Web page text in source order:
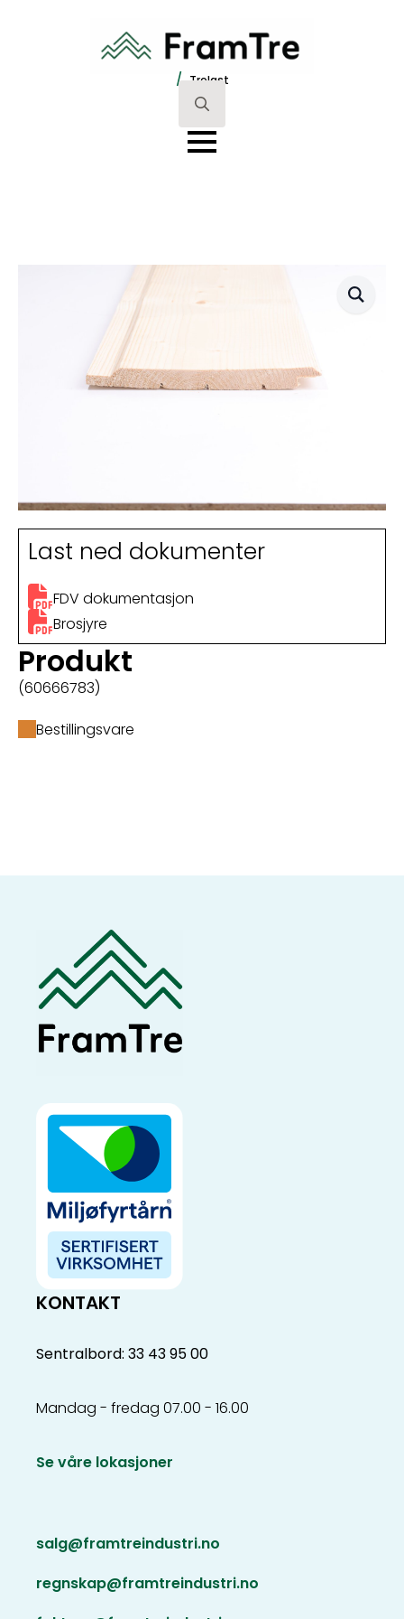
/ Trelast
Search
for:
Last ned dokumenter
FDV dokumentasjon
Brosjyre
Produkt
(60666783)
Bestillingsvare
KONTAKT
Sentralbord: 33 43 95 00
Mandag - fredag 07.00 - 16.00
Se våre lokasjoner
salg@framtreindustri.no
regnskap@framtreindustri.no